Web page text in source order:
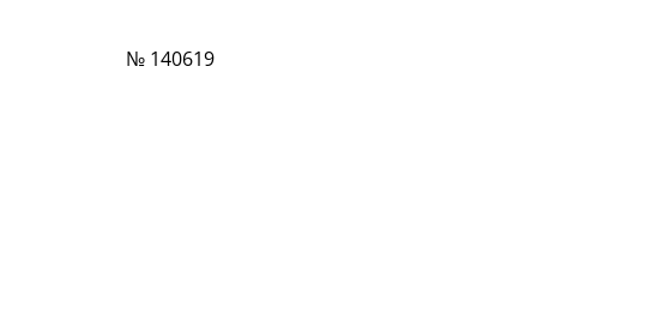
№ 140619